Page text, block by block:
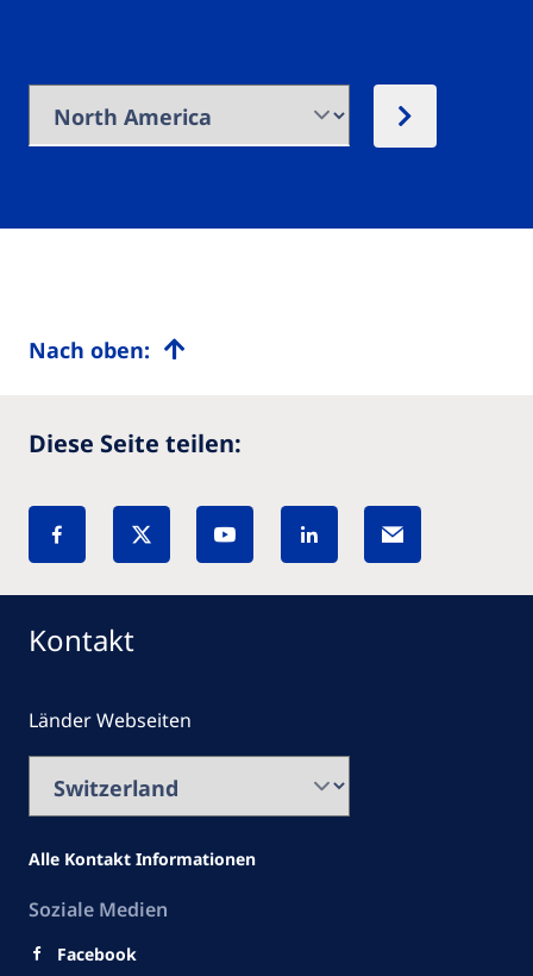
Nach oben:
Diese Seite teilen:
Kontakt
Länder Webseiten
Alle Kontakt Informationen
Soziale Medien
Facebook